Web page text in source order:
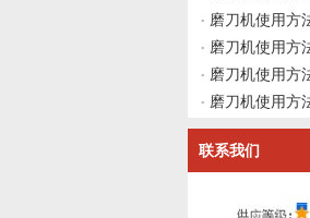
联系我们